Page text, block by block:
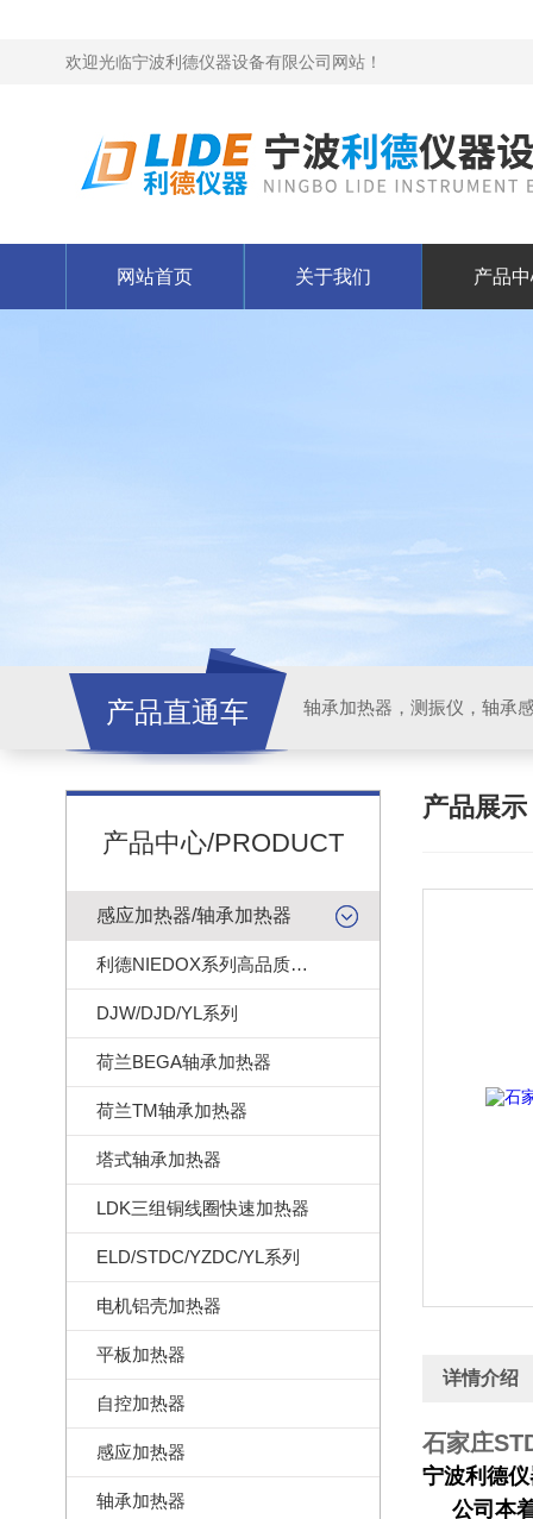
欢迎光临宁波利德仪器设备有限公司网站！
网站首页 关于我们 产品
产品直通车 轴承加热器，测振仪，轴承
产品中心/PRODUCT
感应加热器/轴承加热器
利德NIEDOX系列高品质轴承加热器
DJW/DJD/YL系列
荷兰BEGA轴承加热器
荷兰TM轴承加热器
塔式轴承加热器
LDK三组铜线圈快速加热器
ELD/STDC/YZDC/YL系列
电机铝壳加热器
平板加热器
自控加热器
感应加热器
轴承加热器
产品展示
详情介绍
石家庄
宁波利德
公司本着